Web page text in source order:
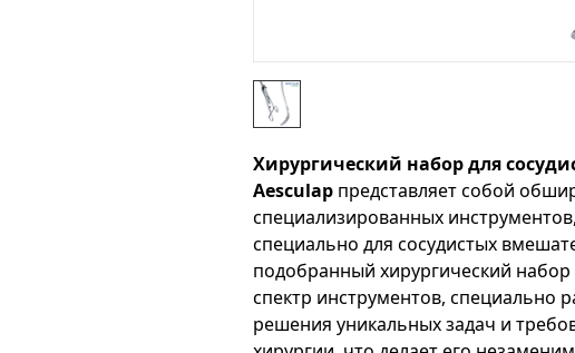
Хирургический набор для
Aesculap представляет собой
специализированных
специально для сосудистых
подобранный хирургический
спектр инструментов, специально
решения уникальных задач и